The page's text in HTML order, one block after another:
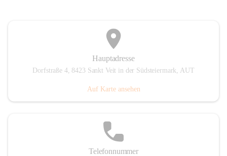
Hauptadresse
Dorfstraße 4, 8423 Sankt Veit in der Südsteiermark, AUT
Auf Karte ansehen
Telefonnummer